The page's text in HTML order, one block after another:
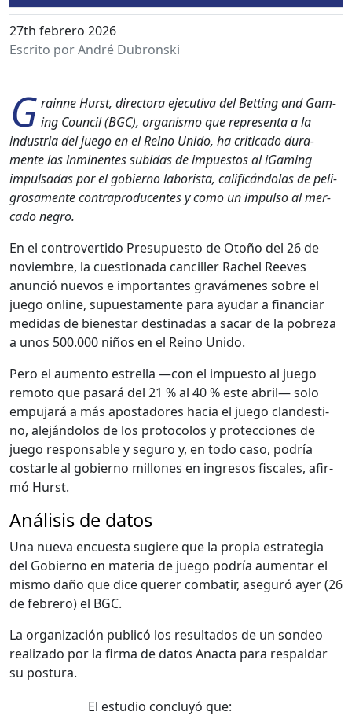
27th febrero 2026
Escrito por André Dubronski
G rainne Hurst, direc­to­ra ejec­u­ti­va del Bet­ting and Gam­
ing Coun­cil (BGC), organ­is­mo que rep­re­sen­ta a la
indus­tria del juego en el Reino Unido, ha crit­i­ca­do dura­
mente las inmi­nentes subidas de impuestos al iGam­ing
impul­sadas por el gob­ier­no laborista, cal­i­ficán­dolas de peli­
grosa­mente con­trapro­du­centes y como un impul­so al mer­
ca­do negro.
En el con­tro­ver­tido Pre­supuesto de Otoño del 26 de
noviem­bre, la cues­tion­a­da can­ciller Rachel Reeves
anun­ció nuevos e impor­tantes gravámenes sobre el
juego online, supues­ta­mente para ayu­dar a finan­ciar
medi­das de bien­es­tar des­ti­nadas a sacar de la pobreza
a unos 500.000 niños en el Reino Unido.
Pero el aumen­to estrel­la —con el impuesto al juego
remo­to que pasará del 21 % al 40 % este abril— solo
empu­jará a más apos­ta­dores hacia el juego clan­des­ti­
no, ale­ján­do­los de los pro­to­co­los y pro­tec­ciones de
juego respon­s­able y seguro y, en todo caso, podría
costar­le al gob­ier­no mil­lones en ingre­sos fis­cales, afir­
mó Hurst.
Análisis de datos
Una nue­va encues­ta sug­iere que la propia estrate­gia
del Gob­ier­no en mate­ria de juego podría aumen­tar el
mis­mo daño que dice quer­er com­bat­ir, ase­guró ayer (26
de febrero) el BGC.
La orga­ni­zación pub­licó los resul­ta­dos de un son­deo
real­iza­do por la fir­ma de datos Anac­ta para respal­dar
su pos­tu­ra.
El estu­dio con­cluyó que: